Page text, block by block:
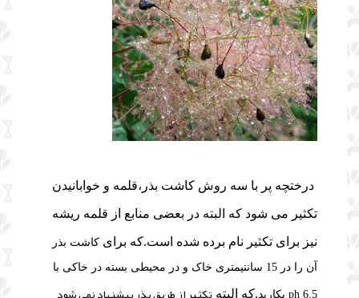
درختچه پر با سه روش کاشت بذر،قلمه و خوابانیدن
تکثیر می شود که البته در بعضی منابع از قلمه ریشه
نیز برای تکثیر نام برده شده است.که برای کاشت بذر
آن را در 15 سانتیمتری خاک و در محیطی بسته در خاکی با
ph 6.5 بکارید .که البته